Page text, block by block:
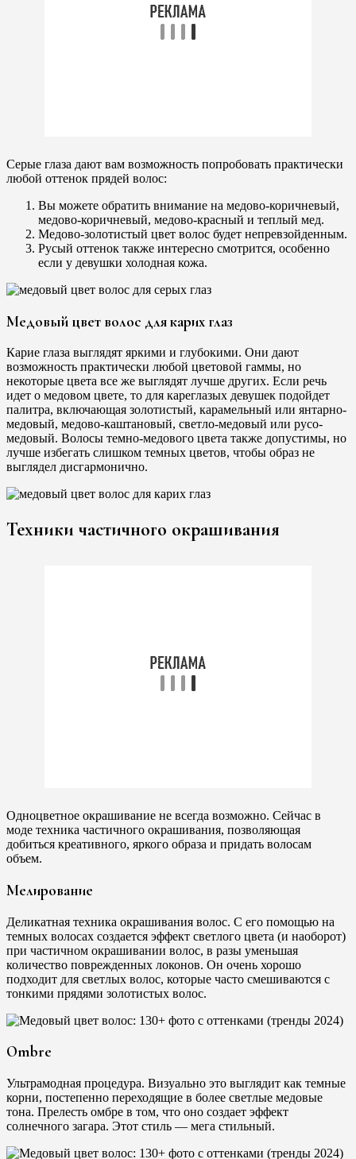
Серые глаза дают вам возможность попробовать практически
любой оттенок прядей волос:
Вы можете обратить внимание на медово-коричневый,
медово-коричневый, медово-красный и теплый мед.
Медово-золотистый цвет волос будет непревзойденным.
Русый оттенок также интересно смотрится, особенно
если у девушки холодная кожа.
Медовый цвет волос для карих глаз
Карие глаза выглядят яркими и глубокими. Они дают
возможность практически любой цветовой гаммы, но
некоторые цвета все же выглядят лучше других. Если речь
идет о медовом цвете, то для кареглазых девушек подойдет
палитра, включающая золотистый, карамельный или янтарно-
медовый, медово-каштановый, светло-медовый или русо-
медовый. Волосы темно-медового цвета также допустимы, но
лучше избегать слишком темных цветов, чтобы образ не
выглядел дисгармонично.
Техники частичного окрашивания
Одноцветное окрашивание не всегда возможно. Сейчас в
моде техника частичного окрашивания, позволяющая
добиться креативного, яркого образа и придать волосам
объем.
Мелирование
Деликатная техника окрашивания волос. С его помощью на
темных волосах создается эффект светлого цвета (и наоборот)
при частичном окрашивании волос, в разы уменьшая
количество поврежденных локонов. Он очень хорошо
подходит для светлых волос, которые часто смешиваются с
тонкими прядями золотистых волос.
Ombre
Ультрамодная процедура. Визуально это выглядит как темные
корни, постепенно переходящие в более светлые медовые
тона. Прелесть омбре в том, что оно создает эффект
солнечного загара. Этот стиль — мега стильный.